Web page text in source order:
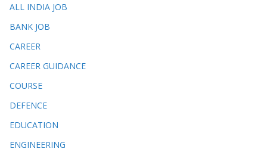
ALL INDIA JOB
BANK JOB
CAREER
CAREER GUIDANCE
COURSE
DEFENCE
EDUCATION
ENGINEERING